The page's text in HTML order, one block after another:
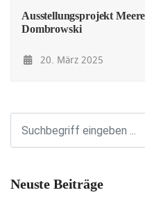
Ausstellungsprojekt
Dombrowski
20. März 2025
Neuste Beiträge